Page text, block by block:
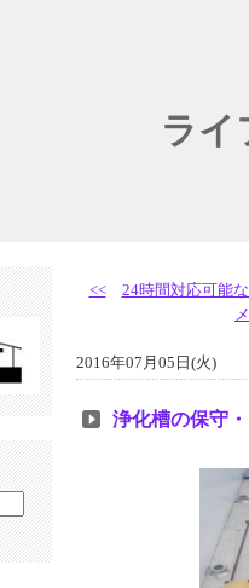
ライ
<<
24時間対応可能
2016年07月05日(火)
浄化槽の保守